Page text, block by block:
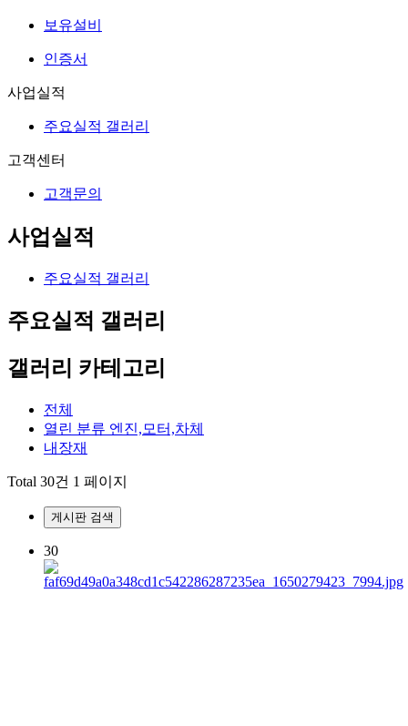
보유설비
인증서
사업실적
주요실적 갤러리
고객센터
고객문의
사업실적
주요실적 갤러리
주요실적 갤러리
갤러리 카테고리
전체
열린 분류 엔진,모터,차체
내장재
Total 30건 1 페이지
게시판 검색
30